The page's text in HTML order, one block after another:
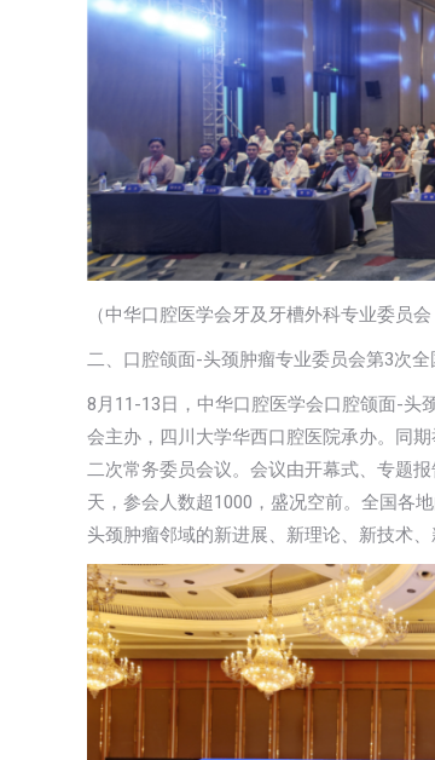
（中华口腔医学会牙及牙槽外科专业委员会
二、口腔颌面-头颈肿瘤专业委员会第3次
8月11-13日，中华口腔医学会口腔颌面-头
会主办，四川大学华西口腔医院承办。同
二次常务委员会议。会议由开幕式、专题
天，参会人数超1000，盛况空前。全国各
头颈肿瘤邻域的新进展、新理论、新技术